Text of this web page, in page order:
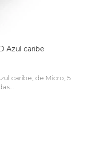
Azul caribe
caribe, de Micro, 5